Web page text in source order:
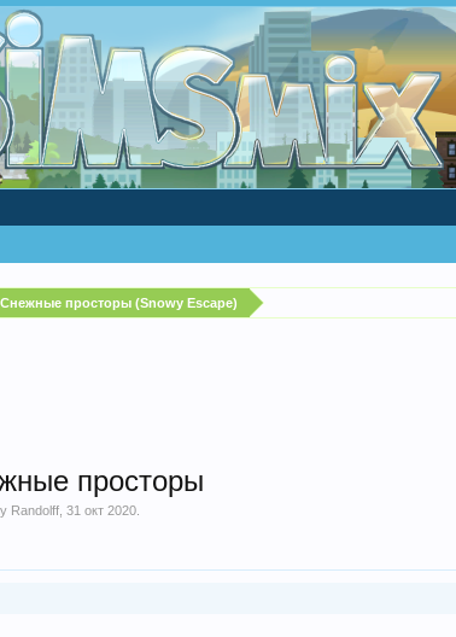
просторы (Snowy Escape)
просторы
Randolff, 31 окт 2020.